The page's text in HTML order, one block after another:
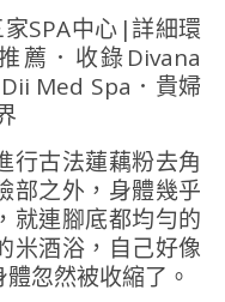
行古法蓮藕粉去角
部之外，身體幾乎
就連腳底都均勻的
米酒浴，自己好像
忽然被收縮了。